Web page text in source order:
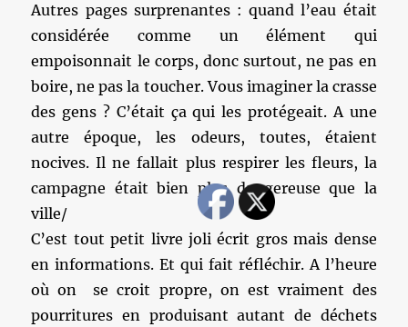
Autres pages surprenantes : quand l’eau était
considérée comme un élément qui
empoisonnait le corps, donc surtout, ne pas en
boire, ne pas la toucher. Vous imaginer la crasse
des gens ? C’était ça qui les protégeait. A une
autre époque, les odeurs, toutes, étaient
nocives. Il ne fallait plus respirer les fleurs, la
campagne était bien plus dangereuse que la
ville/
C’est tout petit livre joli écrit gros mais dense
en informations. Et qui fait réfléchir. A l’heure
où on se croit propre, on est vraiment des
pourritures en produisant autant de déchets